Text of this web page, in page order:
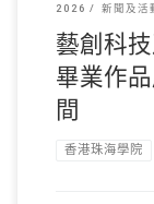
2026
新聞及活
藝創科
畢業作
間
香港珠海學院